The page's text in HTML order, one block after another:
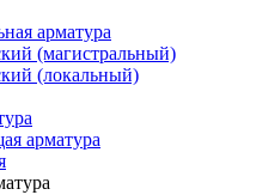
арматура
(магистральный)
(локальный)
арматура